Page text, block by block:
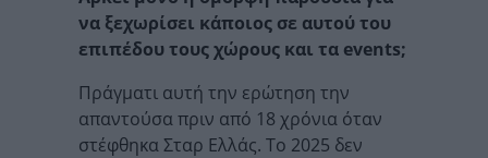
να ξεχωρίσει κάποιος σε αυτού του
επιπέδου τους χώρους και τα events;
Πράγματι αυτή την ερώτηση την
απαντούσα πριν από 18 χρόνια όταν
στέφθηκα Σταρ Ελλάς. Το 2025 δεν